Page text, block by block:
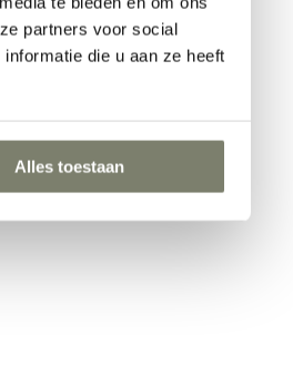
partners voor social
die u aan ze heeft
Alles toestaan